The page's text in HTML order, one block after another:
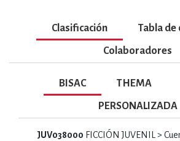
Clasificación Tabla de
Colaboradores
BISAC THEMA
PERSONALIZADA
JUV038000 FICCIÓN JUVENIL >